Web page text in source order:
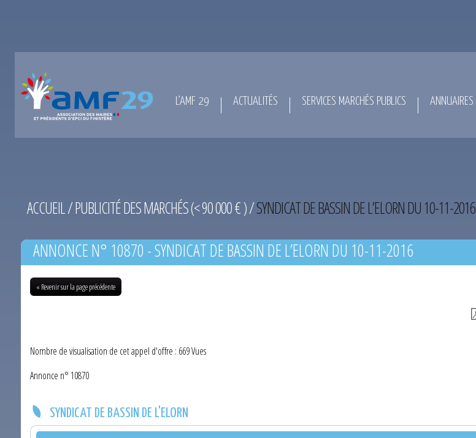
L’AMF 29 ACTUALITÉS SERVICES MARCHÉS PUBLICS ANNUAIRES
ACCUEIL/PUBLICITÉ DES MARCHÉS (< 90 000 € )/SYNDICAT DE BASSIN DE L’ELORN DU 10-11-2016
ANNONCE N° 10870 - SYNDICAT DE BASSIN DE L’ELORN DU 10-11-2016
« Revenir sur la page précédente
Nombre de visualisation de cet appel d'offre : 669 Vues
Annonce n° 10870
SYNDICAT DE BASSIN DE L'ELORN